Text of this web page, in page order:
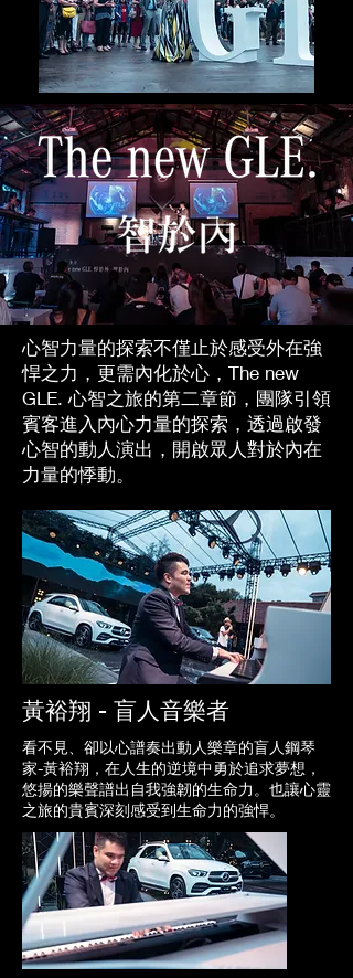
心智力量的探索不僅止於感受外在強
悍之力，更需內化於心，The new
GLE. 心智之旅的第二章節，團隊引領
賓客進入內心力量的探索，透過啟發
心智的動人演出，開啟眾人對於內在
力量的悸動。
黃裕翔 - 盲人音樂者
看不見、卻以心譜奏出動人樂章的盲人鋼琴
家-黃裕翔，在人生的逆境中勇於追求夢想，
悠揚的樂聲譜出自我強韌的生命力。也讓心靈
之旅的貴賓深刻感受到生命力的強悍。